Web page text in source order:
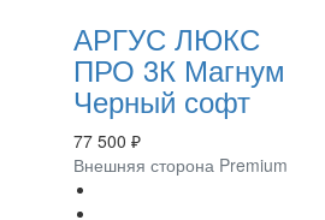
АРГУС ЛЮКС
ПРО 3К Магнум
Черный софт
77 500 ₽
Внешняя сторона Premium